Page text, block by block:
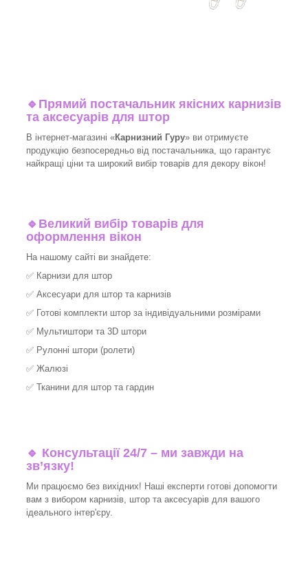
🔹 Прямий постачальник якісних карнизів
та аксесуарів для штор
В інтернет-магазині «Карнизний Гуру» ви отримуєте
продукцію безпосередньо від постачальника, що гарантує
найкращі ціни та широкий вибір товарів для декору вікон!
🔹 Великий вибір товарів для
оформлення вікон
На нашому сайті ви знайдете:
✅ Карнизи для штор
✅ Аксесуари для штор та карнизів
✅ Готові комплекти штор за індивідуальними розмірами
✅ Мультиштори та 3D штори
✅ Рулонні штори (ролети)
✅ Жалюзі
✅ Тканини для штор та гардин
🔹 Консультації 24/7 – ми завжди на
зв’язку!
Ми працюємо без вихідних! Наші експерти готові допомогти
вам з вибором карнизів, штор та аксесуарів для вашого
ідеального інтер'єру.